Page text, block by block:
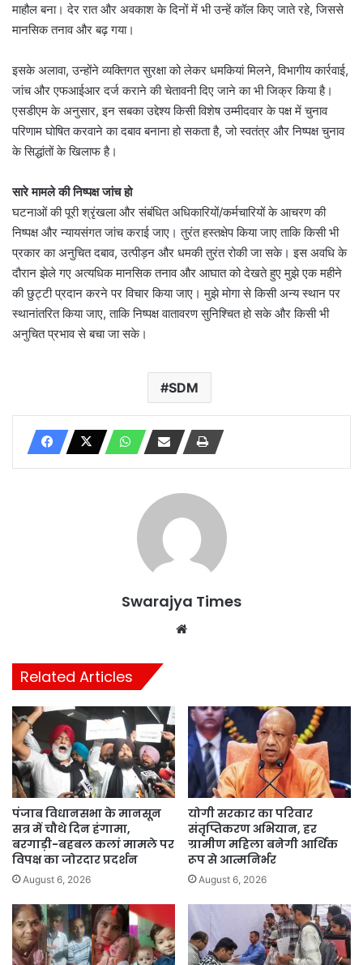
माहौल बना। देर रात और अवकाश के दिनों में भी उन्हें कॉल किए जाते रहे, जिससे
मानसिक तनाव और बढ़ गया।
इसके अलावा, उन्होंने व्यक्तिगत सुरक्षा को लेकर धमकियां मिलने, विभागीय कार्रवाई,
जांच और एफआईआर दर्ज कराने की चेतावनी दिए जाने का भी जिक्र किया है।
एसडीएम के अनुसार, इन सबका उद्देश्य किसी विशेष उम्मीदवार के पक्ष में चुनाव
परिणाम घोषित करवाने का दबाव बनाना हो सकता है, जो स्वतंत्र और निष्पक्ष चुनाव
के सिद्धांतों के खिलाफ है।
सारे मामले की निष्पक्ष जांच हो
घटनाओं की पूरी श्रृंखला और संबंधित अधिकारियों/कर्मचारियों के आचरण की
निष्पक्ष और न्यायसंगत जांच कराई जाए। तुरंत हस्तक्षेप किया जाए ताकि किसी भी
प्रकार का अनुचित दबाव, उत्पीड़न और धमकी तुरंत रोकी जा सके। इस अवधि के
दौरान झेले गए अत्यधिक मानसिक तनाव और आघात को देखते हुए मुझे एक महीने
की छुट्टी प्रदान करने पर विचार किया जाए। मुझे मोगा से किसी अन्य स्थान पर
स्थानांतरित किया जाए, ताकि निष्पक्ष वातावरण सुनिश्चित हो सके और किसी भी
अनुचित प्रभाव से बचा जा सके।
SDM
Swarajya Times
Related Articles
पंजाब विधानसभा के मानसून
सत्र में चौथे दिन हंगामा,
बरगाड़ी-बहबल कलां मामले पर
विपक्ष का जोरदार प्रदर्शन
August 6, 2026
योगी सरकार का परिवार
संतृप्तिकरण अभियान, हर
ग्रामीण महिला बनेगी आर्थिक
रूप से आत्मनिर्भर
August 6, 2026